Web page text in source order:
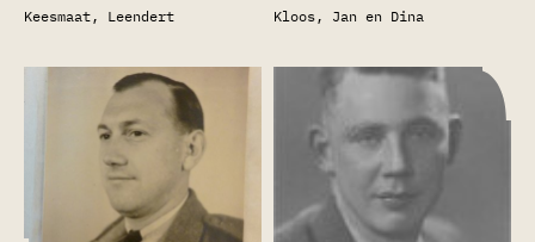
Keesmaat, Leendert Kloos, Jan en Dina